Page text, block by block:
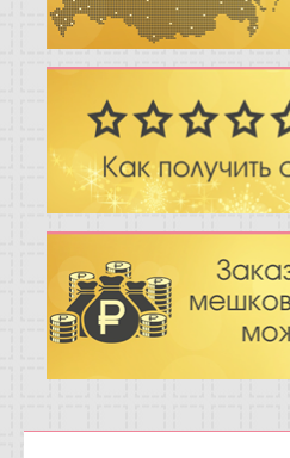
Вопрос-ответ
Отзывы
Новости
Статьи